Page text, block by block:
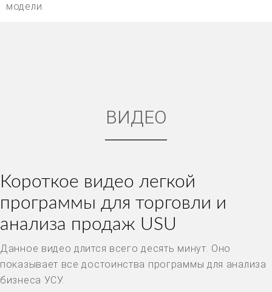
модели.
ВИДЕО
Короткое видео легкой
программы для торговли и
анализа продаж USU
Данное видео длится всего десять минут. Оно
показывает все достоинства программы для анализа
бизнеса УСУ.